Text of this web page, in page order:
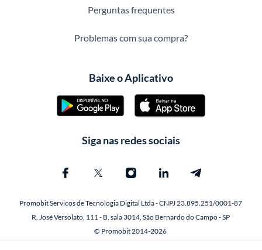
Perguntas frequentes
Problemas com sua compra?
Baixe o Aplicativo
Siga nas redes sociais
Promobit Servicos de Tecnologia Digital Ltda - CNPJ 23.895.251/0001-87
R. José Versolato, 111 - B, sala 3014, São Bernardo do Campo - SP
© Promobit 2014-2026